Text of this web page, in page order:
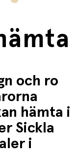
och ro
hämta i
Sickla
i